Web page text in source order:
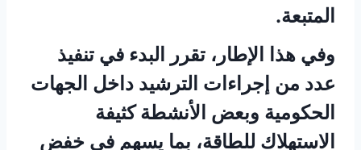
المتبعة.
وفي هذا الإطار، تقرر البدء في تنفيذ
عدد من إجراءات الترشيد داخل الجهات
الحكومية وبعض الأنشطة كثيفة
الاستهلاك للطاقة، بما يسهم في خفض